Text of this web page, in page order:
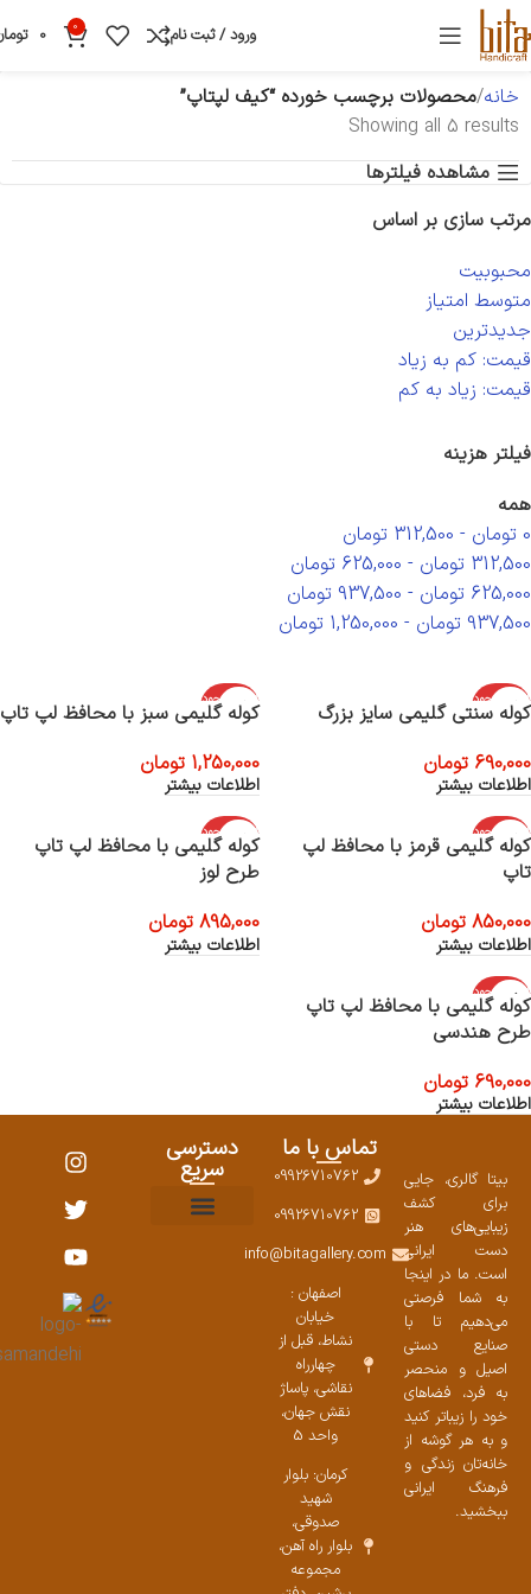
ورود / ثبت نام 0
0
خانه محصولات برچسب خورده “کیف لپتاپ”
Showing all 5 results
مشاهده فیلترها
مرتب سازی بر اساس
محبوبیت
متوسط امتیاز
جدیدترین
قیمت: کم به زیاد
قیمت: زیاد به کم
فیلتر هزینه
همه
0 تومان -
312,500 تومان
312,500 تومان -
625,000 تومان
625,000 تومان -
937,500 تومان
937,500 تومان -
1,250,000 تومان
اتمام موجود
ی
کوله سنتی گلیمی سایز بزرگ
690,000 تومان
اطلاعات بیشتر
اتمام موجود
ی
کوله گلیمی سبز با محافظ لپ تاپ
1,250,000 تومان
اطلاعات بیشتر
اتمام موجود
ی
کوله گلیمی قرمز با محافظ لپ
تاپ
850,000 تومان
اطلاعات بیشتر
اتمام موجود
ی
کوله گلیمی با محافظ لپ تاپ
طرح لوز
895,000 تومان
اطلاعات بیشتر
اتمام موجود
ی
کوله گلیمی با محافظ لپ تاپ
طرح هندسی
690,000 تومان
اطلاعات بیشتر
بیتا گالری، جایی
برای کشف
زیبایی‌های هنر
دست ایرانی
است. ما در اینجا
به شما فرصتی
می‌دهیم تا با
صنایع دستی
اصیل و منحصر
به فرد، فضاهای
خود را زیباتر کنید
و به هر گوشه از
خانه‌تان زندگی و
فرهنگ ایرانی
ببخشید.
تماس با ما
09926710762
09926710762
info@bitagallery.com
اصفهان :
خیابان
نشاط، قبل از
چهارراه
نقاشی، پاساژ
نقش جهان،
واحد 5
کرمان: بلوار
شهید
صدوقی،
بلوار راه آهن،
مجموعه
دسترسی
سریع